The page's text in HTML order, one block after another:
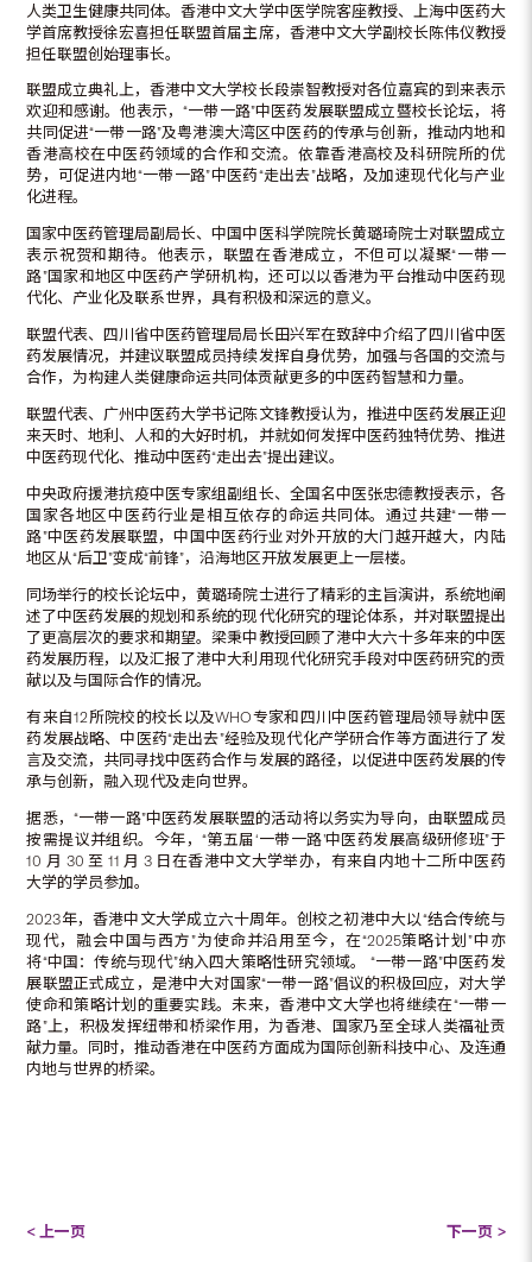
人类卫生健康共同体。香港中文大学中医学院客座教授、上海中医药大
学首席教授徐宏喜担任联盟首届主席，香港中文大学副校长陈伟仪教授
担任联盟创始理事长。
联盟成立典礼上，香港中文大学校长段崇智教授对各位嘉宾的到来表示
欢迎和感谢。他表示，“一带一路”中医药发展联盟成立暨校长论坛，将
共同促进“一带一路”及粤港澳大湾区中医药的传承与创新，推动内地和
香港高校在中医药领域的合作和交流。依靠香港高校及科研院所的优
势，可促进内地“一带一路”中医药“走出去”战略，及加速现代化与产业
化进程。
国家中医药管理局副局长、中国中医科学院院长黄璐琦院士对联盟成立
表示祝贺和期待。他表示，联盟在香港成立，不但可以凝聚“一带一
路”国家和地区中医药产学研机构，还可以以香港为平台推动中医药现
代化、产业化及联系世界，具有积极和深远的意义。
联盟代表、四川省中医药管理局局长田兴军在致辞中介绍了四川省中医
药发展情况，并建议联盟成员持续发挥自身优势，加强与各国的交流与
合作，为构建人类健康命运共同体贡献更多的中医药智慧和力量。
联盟代表、广州中医药大学书记陈文锋教授认为，推进中医药发展正迎
来天时、地利、人和的大好时机，并就如何发挥中医药独特优势、推进
中医药现代化、推动中医药“走出去”提出建议。
中央政府援港抗疫中医专家组副组长、全国名中医张忠德教授表示，各
国家各地区中医药行业是相互依存的命运共同体。通过共建“一带一
路”中医药发展联盟，中国中医药行业对外开放的大门越开越大，内陆
地区从“后卫”变成“前锋”，沿海地区开放发展更上一层楼。
同场举行的校长论坛中，黄璐琦院士进行了精彩的主旨演讲，系统地阐
述了中医药发展的规划和系统的现代化研究的理论体系，并对联盟提出
了更高层次的要求和期望。梁秉中教授回顾了港中大六十多年来的中医
药发展历程，以及汇报了港中大利用现代化研究手段对中医药研究的贡
献以及与国际合作的情况。
有来自12所院校的校长以及WHO专家和四川中医药管理局领导就中医
药发展战略、中医药“走出去”经验及现代化产学研合作等方面进行了发
言及交流，共同寻找中医药合作与发展的路径，以促进中医药发展的传
承与创新，融入现代及走向世界。
据悉，“一带一路”中医药发展联盟的活动将以务实为导向，由联盟成员
按需提议并组织。今年，“第五届‘一带一路’中医药发展高级研修班”于
10 月 30 至 11 月 3 日在香港中文大学举办，有来自内地十二所中医药
大学的学员参加。
2023年，香港中文大学成立六十周年。创校之初港中大以“结合传统与
现代，融会中国与西方”为使命并沿用至今，在“2025策略计划”中亦
将“中国：传统与现代”纳入四大策略性研究领域。 “一带一路”中医药发
展联盟正式成立，是港中大对国家“一带一路”倡议的积极回应，对大学
使命和策略计划的重要实践。未来，香港中文大学也将继续在“一带一
路”上，积极发挥纽带和桥梁作用，为香港、国家乃至全球人类福祉贡
献力量。同时，推动香港在中医药方面成为国际创新科技中心、及连通
内地与世界的桥梁。
< 上一页 下一页 >